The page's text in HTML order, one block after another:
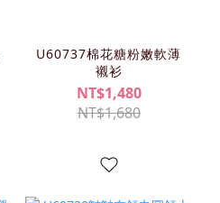
U60737棉花糖粉嫩軟薄
襯衫
NT$1,480
NT$1,680